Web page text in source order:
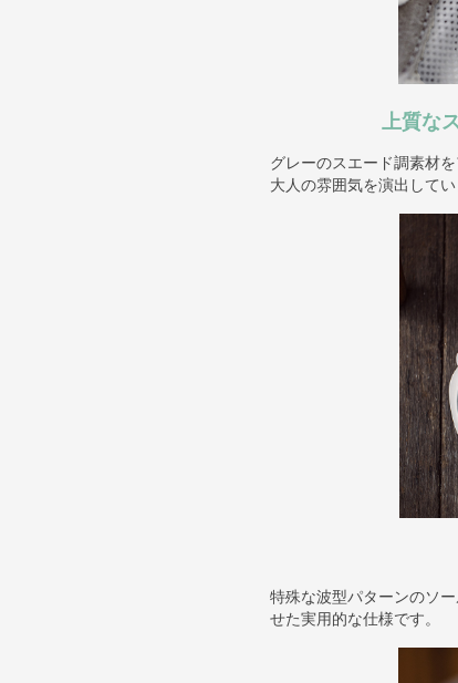
上質な
グレーのスエード調素材
大人の雰囲気を演出してい
特殊な波型パターンのソ
せた実用的な仕様です。